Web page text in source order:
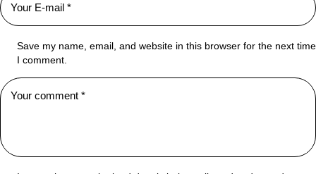
Save my name, email, and website in this browser for the next time
I comment.